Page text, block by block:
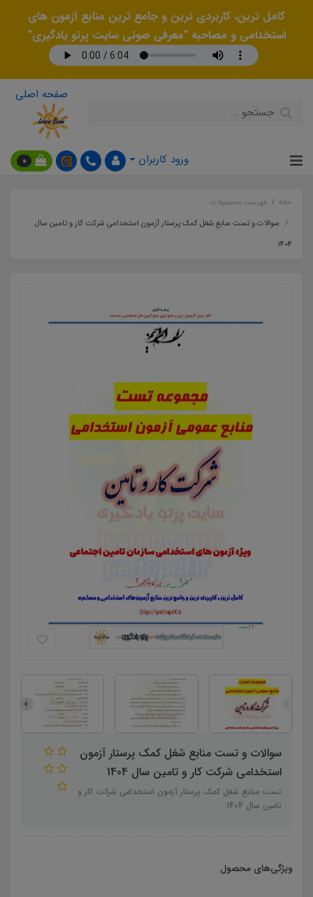
کامل ترین، کاربردی ترین و جامع ترین منابع آزمون های
استخدامی و مصاحبه "معرفی صوتی سایت پرتو یادگیری"
صفحه اصلی
ورود کاربران 0
خانه
فهرست محصولات
سوالات و تست منابع شغل کمک پرستار آزمون استخدامی شرکت کار و تامین سال
1404
سوالات و تست منابع شغل کمک پرستار آزمون
استخدامی شرکت کار و تامین سال 1404
تست منابع شغل کمک پرستار آزمون استخدامی شرکت کار و
تامین سال 1404
ویژگی‌های محصول